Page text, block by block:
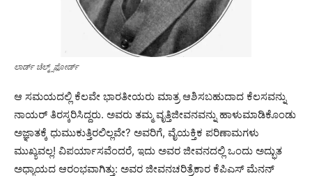
ಲಾರ್ಡ್ ಚೆಲ್ಮ್ಸ್‌ಫೋರ್ಡ್
ಆ ಸಮಯದಲ್ಲಿ ಕೆಲವೇ ಭಾರತೀಯರು ಮಾತ್ರ ಆಶಿಸಬಹುದಾದ ಕೆಲಸವನ್ನು
ನಾಯರ್ ತಿರಸ್ಕರಿಸಿದ್ದರು. ಅವರು ತಮ್ಮ ವೃತ್ತಿಜೀವನವನ್ನು ಹಾಳುಮಾಡಿಕೊಂಡು
ಅಜ್ಞಾತಕ್ಕೆ ಧುಮುಕುತ್ತಿರಲಿಲ್ಲವೇ? ಅವರಿಗೆ, ವೈಯಕ್ತಿಕ ಪರಿಣಾಮಗಳು
ಮುಖ್ಯವಲ್ಲ! ವಿಪರ್ಯಾಸವೆಂದರೆ, ಇದು ಅವರ ಜೀವನದಲ್ಲಿ ಒಂದು ಅದ್ಭುತ
ಅಧ್ಯಾಯದ ಆರಂಭವಾಗಿತ್ತು: ಅವರ ಜೀವನಚರಿತ್ರೆಕಾರ ಕೆಪಿಎಸ್ ಮೆನನ್